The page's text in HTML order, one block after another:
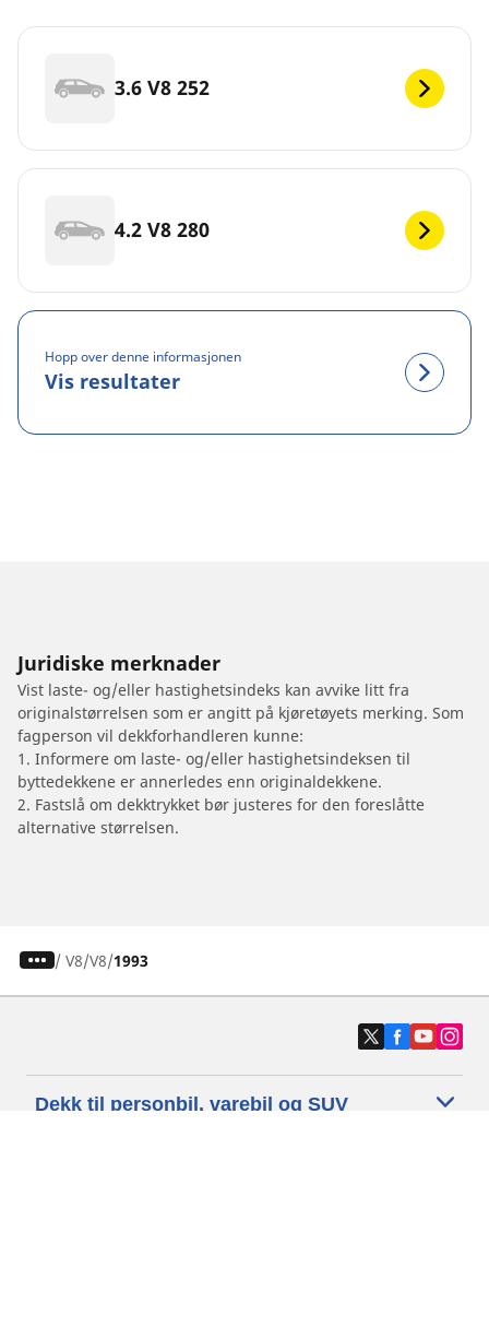
3.6 V8 252
4.2 V8 280
Hopp over denne informasjonen
Vis resultater
Juridiske merknader
Vist laste- og/eller hastighetsindeks kan avvike litt fra
originalstørrelsen som er angitt på kjøretøyets merking. Som
fagperson vil dekkforhandleren kunne:
1. Informere om laste- og/eller hastighetsindeksen til
byttedekkene er annerledes enn originaldekkene.
2. Fastslå om dekktrykket bør justeres for den foreslåtte
alternative størrelsen.
/ V8 V8 1993
Dekk til personbil, varebil og SUV